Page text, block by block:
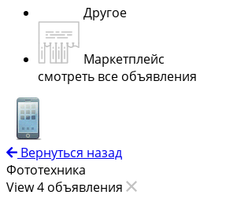
Другое
Маркетплейс
смотреть все объявления
Вернуться назад
Фототехника
View 4 объявления